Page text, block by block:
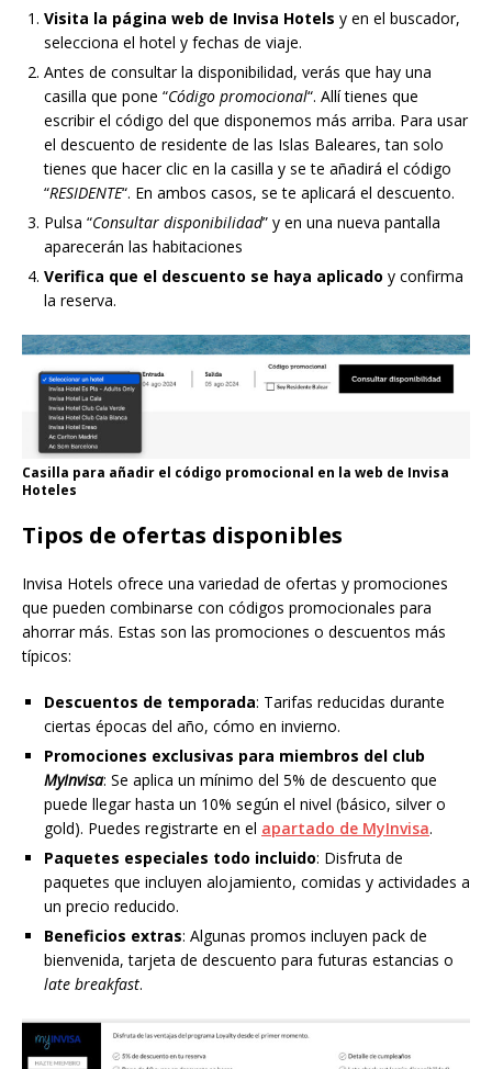
Visita la página web de Invisa Hotels y en el buscador,
selecciona el hotel y fechas de viaje.
Antes de consultar la disponibilidad, verás que hay una
casilla que pone “Código promocional“. Allí tienes que
escribir el código del que disponemos más arriba. Para usar
el descuento de residente de las Islas Baleares, tan solo
tienes que hacer clic en la casilla y se te añadirá el código
“RESIDENTE“. En ambos casos, se te aplicará el descuento.
Pulsa “Consultar disponibilidad” y en una nueva pantalla
aparecerán las habitaciones
Verifica que el descuento se haya aplicado y confirma
la reserva.
Casilla para añadir el código promocional en la web de Invisa
Hoteles
Tipos de ofertas disponibles
Invisa Hotels ofrece una variedad de ofertas y promociones
que pueden combinarse con códigos promocionales para
ahorrar más. Estas son las promociones o descuentos más
típicos:
Descuentos de temporada: Tarifas reducidas durante
ciertas épocas del año, cómo en invierno.
Promociones exclusivas para miembros del club
MyInvisa: Se aplica un mínimo del 5% de descuento que
puede llegar hasta un 10% según el nivel (básico, silver o
gold). Puedes registrarte en el apartado de MyInvisa.
Paquetes especiales todo incluido: Disfruta de
paquetes que incluyen alojamiento, comidas y actividades a
un precio reducido.
Beneficios extras: Algunas promos incluyen pack de
bienvenida, tarjeta de descuento para futuras estancias o
late breakfast.